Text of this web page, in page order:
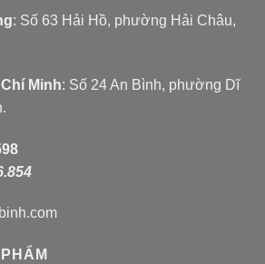
: Số 63 Hải Hồ, phường Hải Châu,
Minh: Số 24 An Bình, phường Dĩ